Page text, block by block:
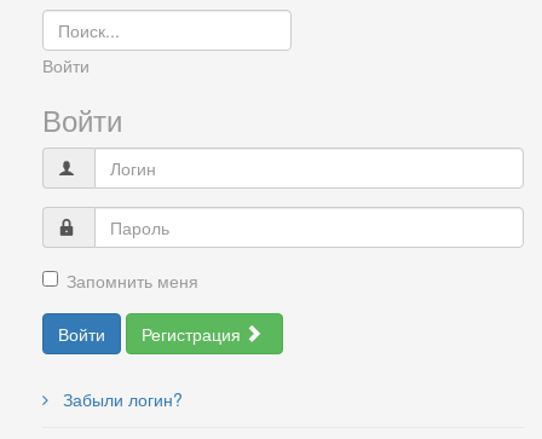
Войти
Войти
Запомнить меня
Войти Регистрация
Забыли логин?